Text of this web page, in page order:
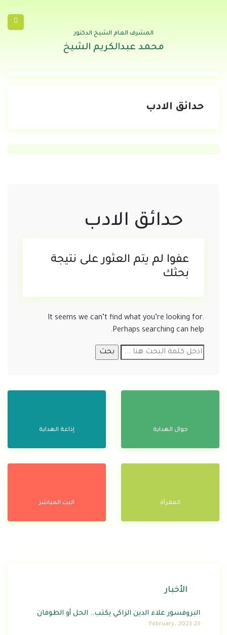
المشرف العام الشيخ الدكتور
محمد عبدالكريم الشيخ
حدائق الادب
حدائق الادب
عفوا لم يتم العثور على نتيجة
بحثك
It seems we can’t find what you’re looking for.
Perhaps searching can help.
جوال الهداية إذاعة الهداية
المقرآة البث المباشر
الأخبار
البروفسور علاء الدين الزاكي يكتب.. الحل أو الطوفان
23 February، 2023